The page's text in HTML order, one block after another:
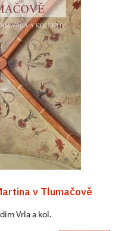
v Tlumačově
Vrla a kol.